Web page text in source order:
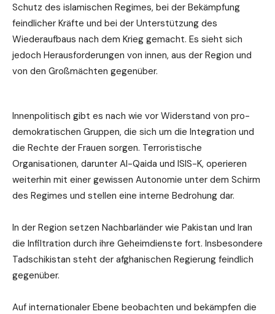
Schutz des islamischen Regimes, bei der Bekämpfung
feindlicher Kräfte und bei der Unterstützung des
Wiederaufbaus nach dem Krieg gemacht. Es sieht sich
jedoch Herausforderungen von innen, aus der Region und
von den Großmächten gegenüber.
Innenpolitisch gibt es nach wie vor Widerstand von pro-
demokratischen Gruppen, die sich um die Integration und
die Rechte der Frauen sorgen. Terroristische
Organisationen, darunter Al-Qaida und ISIS-K, operieren
weiterhin mit einer gewissen Autonomie unter dem Schirm
des Regimes und stellen eine interne Bedrohung dar.
In der Region setzen Nachbarländer wie Pakistan und Iran
die Infiltration durch ihre Geheimdienste fort. Insbesondere
Tadschikistan steht der afghanischen Regierung feindlich
gegenüber.
Auf internationaler Ebene beobachten und bekämpfen die